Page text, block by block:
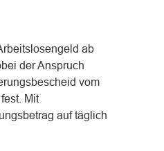
ab
der Anspruch
vom
Mit
auf täglich